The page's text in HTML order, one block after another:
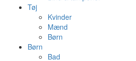
Tøj
Kvinder
Mænd
Børn
Børn
Bad